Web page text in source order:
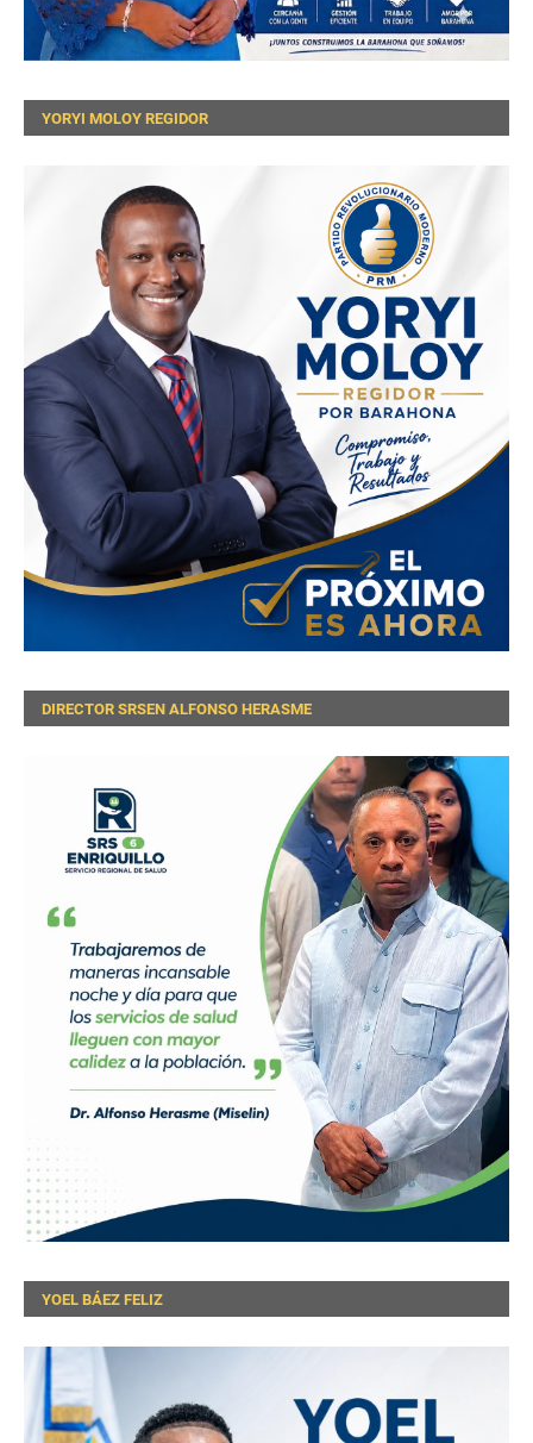
YORYI MOLOY REGIDOR
DIRECTOR SRSEN ALFONSO HERASME
YOEL BÁEZ FELIZ